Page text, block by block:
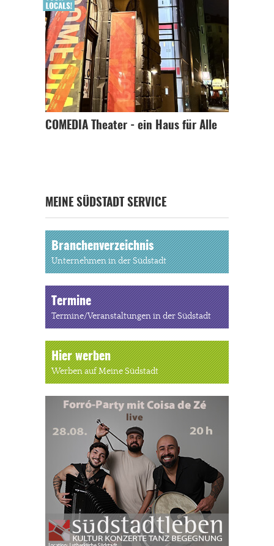
COMEDIA Theater - ein Haus für Alle
MEINE SÜDSTADT SERVICE
Branchenverzeichnis
Unternehmen in der Südstadt
Termine
Termine/Veranstaltungen in der Südstadt
Hier werben
Werben auf Meine Südstadt